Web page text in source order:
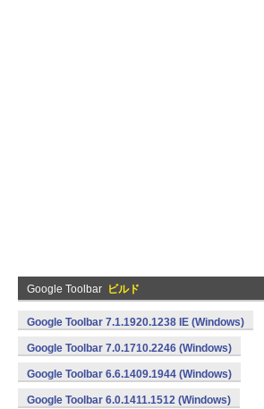
Google Toolbar ビルド
Google Toolbar 7.1.1920.1238 IE (Windows)
Google Toolbar 7.0.1710.2246 (Windows)
Google Toolbar 6.6.1409.1944 (Windows)
Google Toolbar 6.0.1411.1512 (Windows)